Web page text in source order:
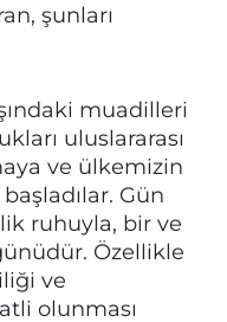
şunları
muadilleri
uluslararası
ve ülkemizin
Gün
ruhuyla, bir ve
Özellikle
ve
olunması